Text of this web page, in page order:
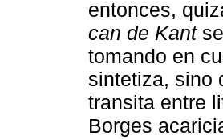
entonces,
can de Kant
tomando en
sintetiza, sino
transita entre
Borges